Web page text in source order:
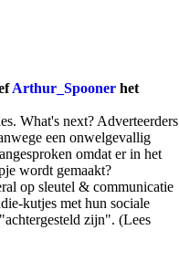
Arthur_Spooner het
What's next? Adverteerders
een onwelgevallig
omdat er in het
wordt gemaakt?
op sleutel & communicatie
kutjes met hun sociale
zijn". (Lees